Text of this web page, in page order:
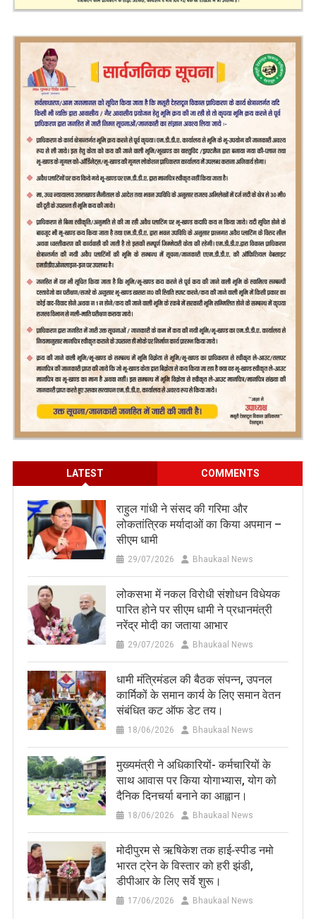
LATEST COMMENTS
राहुल गांधी ने संसद की गरिमा और
लोकतांत्रिक मर्यादाओं का किया अपमान –
सीएम धामी
29/07/2026 Bhaukaal News
लोकसभा में नकल विरोधी संशोधन विधेयक
पारित होने पर सीएम धामी ने प्रधानमंत्री
नरेंद्र मोदी का जताया आभार
29/07/2026 Bhaukaal News
धामी मंत्रिमंडल की बैठक संपन्न, उपनल
कार्मिकों के समान कार्य के लिए समान वेतन
संबंधित कट ऑफ डेट तय।
18/06/2026 Bhaukaal News
मुख्यमंत्री ने अधिकारियों- कर्मचारियों के
साथ आवास पर किया योगाभ्यास, योग को
दैनिक दिनचर्या बनाने का आह्वान।
18/06/2026 Bhaukaal News
मोदीपुरम से ऋषिकेश तक हाई‑स्पीड नमो
भारत ट्रेन के विस्तार को हरी झंडी,
डीपीआर के लिए सर्वे शुरू।
17/06/2026 Bhaukaal News